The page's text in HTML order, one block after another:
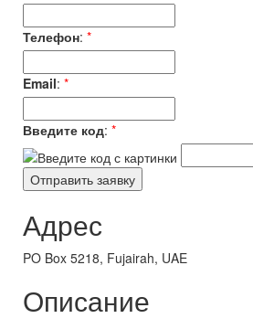
Телефон: *
Email: *
Введите код: *
Адрес
PO Box 5218, Fujairah, UAE
Описание